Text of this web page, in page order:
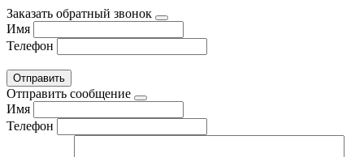
Заказать обратный звонок
Имя
Телефон
Отправить сообщение
Имя
Телефон